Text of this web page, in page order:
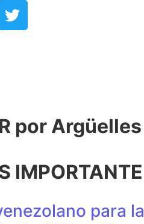
por Argüelles​
IMPORTANTE
para la